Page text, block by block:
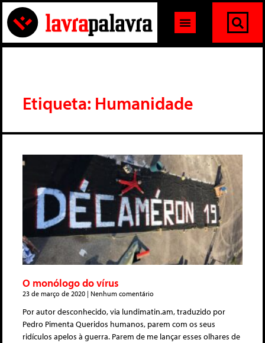
Etiqueta: Humanidade
O monólogo do vírus
23 de março de 2020 Nenhum comentário
Por autor desconhecido, via lundimatin.am, traduzido por
Pedro Pimenta Queridos humanos, parem com os seus
ridículos apelos à guerra. Parem de me lançar esses olhares de